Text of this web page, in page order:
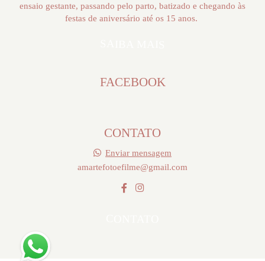
ensaio gestante, passando pelo parto, batizado e chegando às
festas de aniversário até os 15 anos.
FACEBOOK
CONTATO
Enviar mensagem
amartefotoefilme@gmail.com